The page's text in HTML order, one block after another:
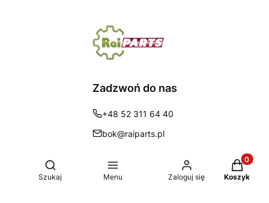
Zadzwoń do nas
+48 52 311 64 40
bok@raiparts.pl
Otwórz wyszukiwarkę
Szukaj Menu Zaloguj się Koszyk